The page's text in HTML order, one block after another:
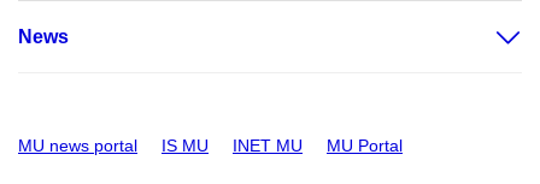
News
MU news portal IS MU INET MU MU Portal